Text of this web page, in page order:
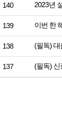
140 2023년
139 이번 한
138 (필독) 대
137 (필독) 신